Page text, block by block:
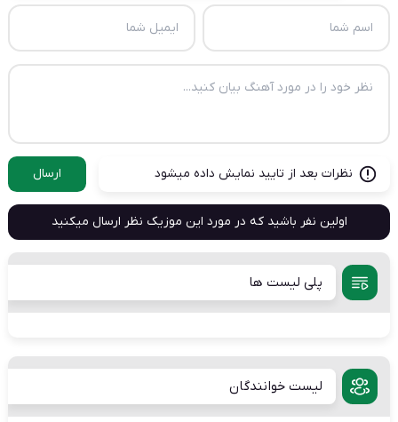
نظرات بعد از تایید نمایش داده میشود ارسال
اولین نفر باشید که در مورد این موزیک نظر ارسال میکنید
پلی لیست ها
لیست خوانندگان